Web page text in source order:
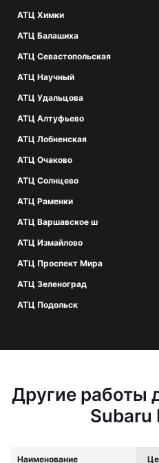
АТЦ Химки
АТЦ Балашиха
АТЦ Севастопольская
АТЦ Научный
АТЦ Удальцова
АТЦ Алтуфьево
АТЦ Лобненская
АТЦ Очаково
АТЦ Солнцево
АТЦ Раменки
АТЦ Варшавское ш
АТЦ Измайлово
АТЦ Проспект Мира
АТЦ Зеленоград
АТЦ Подольск
Другие работы
Subaru
Наименование